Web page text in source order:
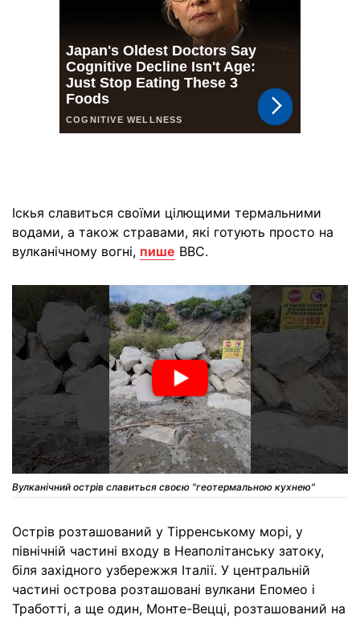
Іскья славиться своїми цілющими термальними
водами, а також стравами, які готують просто на
вулканічному вогні, пише ВВС.
Вулканічний острів славиться своєю "геотермальною кухнею"
Острів розташований у Тірренському морі, у
північній частині входу в Неаполітанську затоку,
біля західного узбережжя Італії. У центральній
частині острова розташовані вулкани Епомео і
Тработті, а ще один, Монте-Вецці, розташований на